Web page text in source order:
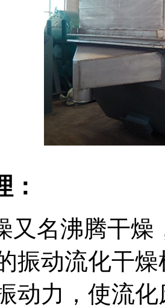
：
又名沸腾干燥
振动流化干
动力，使流